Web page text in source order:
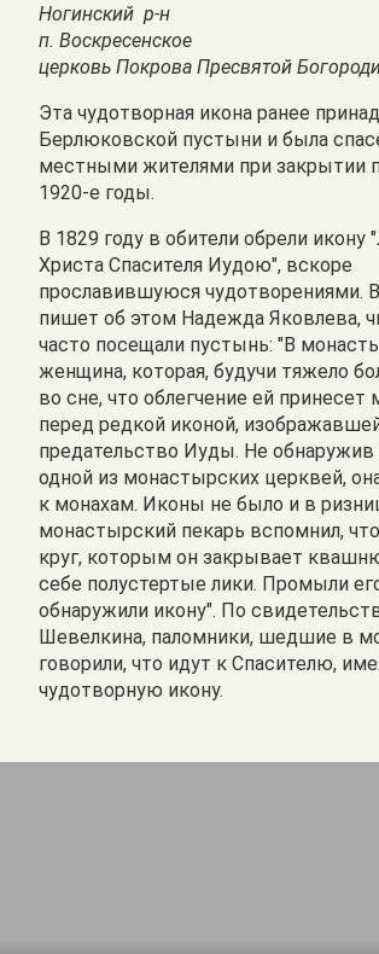
Ногинский р-н
п. Воскресенское
церковь Покрова Пресвятой
Эта чудотворная икона ранее
Берлюковской пустыни и была
местными жителями при закрытии
1920-е годы.
В 1829 году в обители обрели икону
Христа Спасителя Иудою", вскоре
прославившуюся чудотворениями.
пишет об этом Надежда Яковлева,
часто посещали пустынь: "В
женщина, которая, будучи тяжело
во сне, что облегчение ей принесет
перед редкой иконой,
предательство Иуды. Не обнаружив
одной из монастырских церквей,
к монахам. Иконы не было и в
монастырский пекарь вспомнил,
круг, которым он закрывает
себе полустертые лики. Промыли
обнаружили икону". По
Шевелкина, паломники, шедшие в
говорили, что идут к Спасителю,
чудотворную икону.